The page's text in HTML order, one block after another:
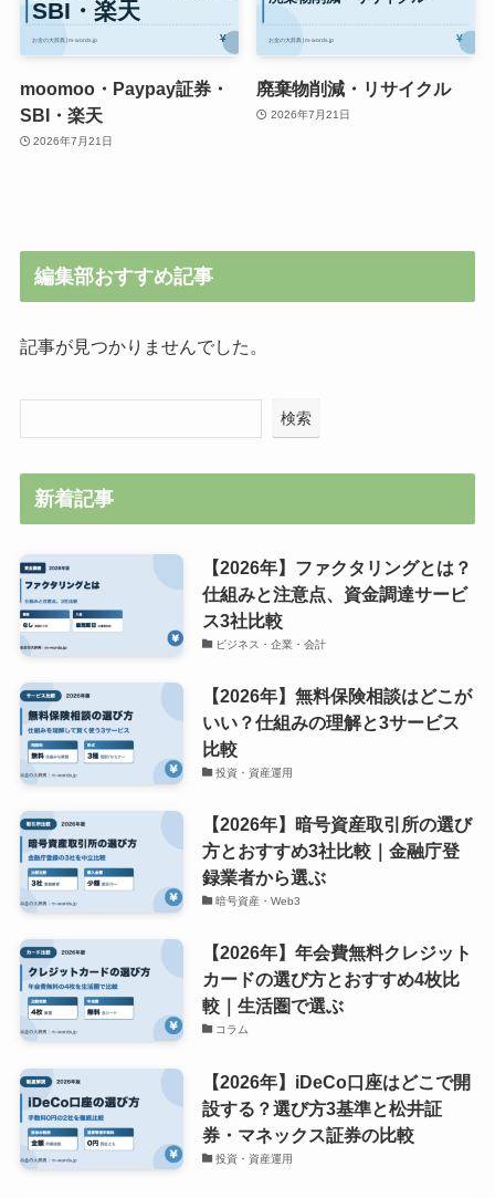
moomoo・Paypay証券・
SBI・楽天
2026年7月21日
廃棄物削減・リサイクル
2026年7月21日
編集部おすすめ記事
記事が見つかりませんでした。
検索
新着記事
【2026年】ファクタリングとは？
仕組みと注意点、資金調達サービ
ス3社比較
ビジネス・企業・会計
【2026年】無料保険相談はどこが
いい？仕組みの理解と3サービス
比較
投資・資産運用
【2026年】暗号資産取引所の選び
方とおすすめ3社比較｜金融庁登
録業者から選ぶ
暗号資産・Web3
【2026年】年会費無料クレジット
カードの選び方とおすすめ4枚比
較｜生活圏で選ぶ
コラム
【2026年】iDeCo口座はどこで開
設する？選び方3基準と松井証
券・マネックス証券の比較
投資・資産運用